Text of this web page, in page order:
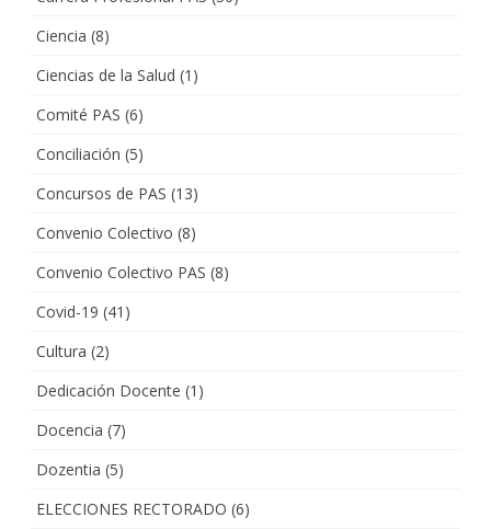
Ciencia (8)
Ciencias de la Salud (1)
Comité PAS (6)
Conciliación (5)
Concursos de PAS (13)
Convenio Colectivo (8)
Convenio Colectivo PAS (8)
Covid-19 (41)
Cultura (2)
Dedicación Docente (1)
Docencia (7)
Dozentia (5)
ELECCIONES RECTORADO (6)